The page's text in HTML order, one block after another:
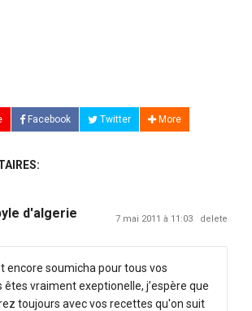
Facebook Twitter More
d'algerie 7 mai 2011 à 11:03 delete
encore soumicha pour tous vos
êtes vraiment exeptionelle, j’espère que
toujours avec vos recettes qu'on suit